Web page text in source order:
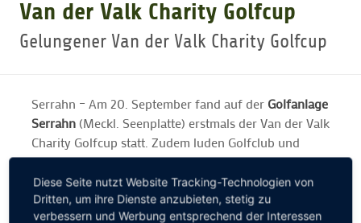
GOLFTURNIERE
MITGLIEDSCHAFT
GOLF NEWS
GOLFEINSTEIGER
Van der Valk Charity Golfcup
Gelungener Van der Valk Charity Golfcup
Serrahn – Am 20. September fand auf der Golfanlage
Serrahn (Meckl. Seenplatte) erstmals der Van der Valk
Charity Golfcup statt. Zudem luden Golfclub und
Hotel zu einem Tag der offenen Tür ein. Die
Veranstaltung wurde dabei exklusiv vom beliebten
Radiosender Ostseewelle HIT-RADIO Mecklenburg-
Vorpommern präsentiert. Zahlreiche Mitglieder und
Diese Seite nutzt Website Tracking-Technologien von
Dritten, um ihre Dienste anzubieten, stetig zu
verbessern und Werbung entsprechend der Interessen